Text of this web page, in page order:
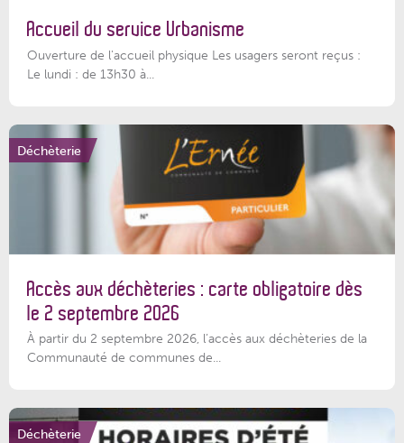
Accueil du service Urbanisme
Ouverture de l'accueil physique Les usagers seront reçus :
Le lundi : de 13h30 à...
Déchèterie
Accès aux déchèteries : carte obligatoire dès
le 2 septembre 2026
À partir du 2 septembre 2026, l’accès aux déchèteries de la
Communauté de communes de...
Déchèterie